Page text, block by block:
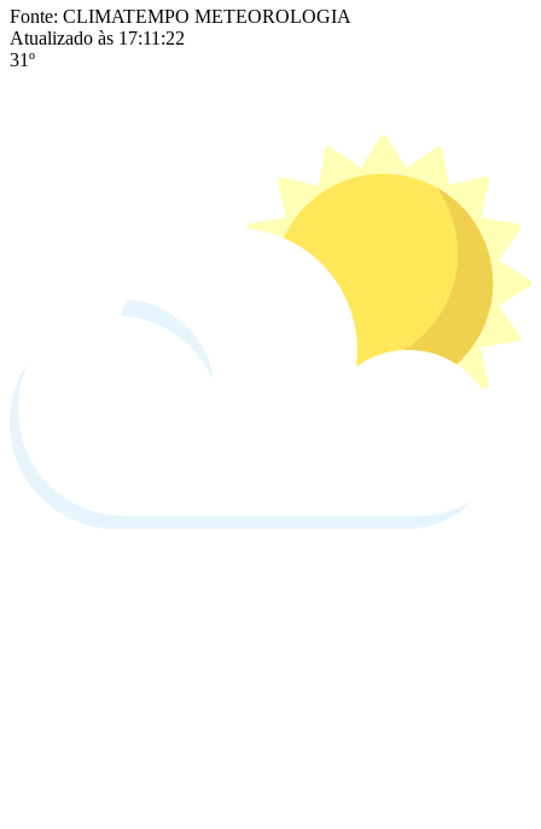
Fonte: CLIMATEMPO METEOROLOGIA
Atualizado às 17:11:22
31º